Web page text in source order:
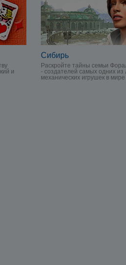
и
Сибирь
Раскройте тайны семьи
- создателей самых одних из
механических игрушек в мире